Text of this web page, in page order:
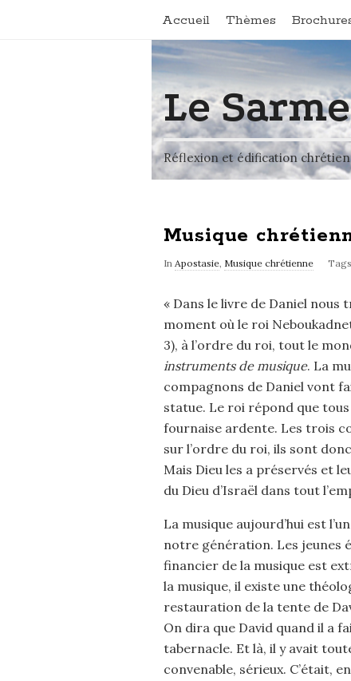
Accueil Thèmes
Le
Réflexion et édification
Musique
In Apostasie, Musique chrétienne Tags
« Dans le livre de Daniel
moment où le roi
3), à l’ordre du roi, tout le
instruments de musique. La
compagnons de Daniel vont
statue. Le roi répond que
fournaise ardente. Les trois
sur l’ordre du roi, ils sont
Mais Dieu les a préservés et
du Dieu d’Israël dans tout
La musique aujourd’hui est
notre génération. Les jeunes
financier de la musique est
la musique, il existe une
restauration de la tente de
On dira que David quand il a
tabernacle. Et là, il y avait
convenable, sérieux. C’était,